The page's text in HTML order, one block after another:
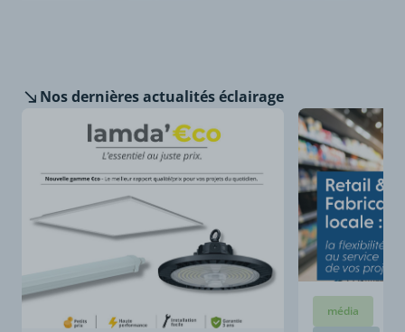
Nos dernièresactualités éclairage
média